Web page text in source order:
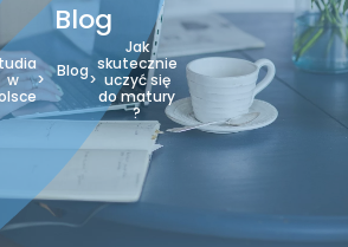
Blog
w
> Blog>
Jak
skutecznie
uczyć się
do matury
?